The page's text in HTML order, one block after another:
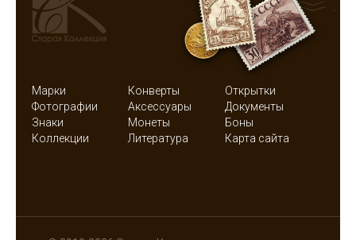
Марки Конверты
Открытки
Фотографии
Аксессуары
Документы
Знаки
Монеты
Боны
Коллекции
Литература Карта сайта